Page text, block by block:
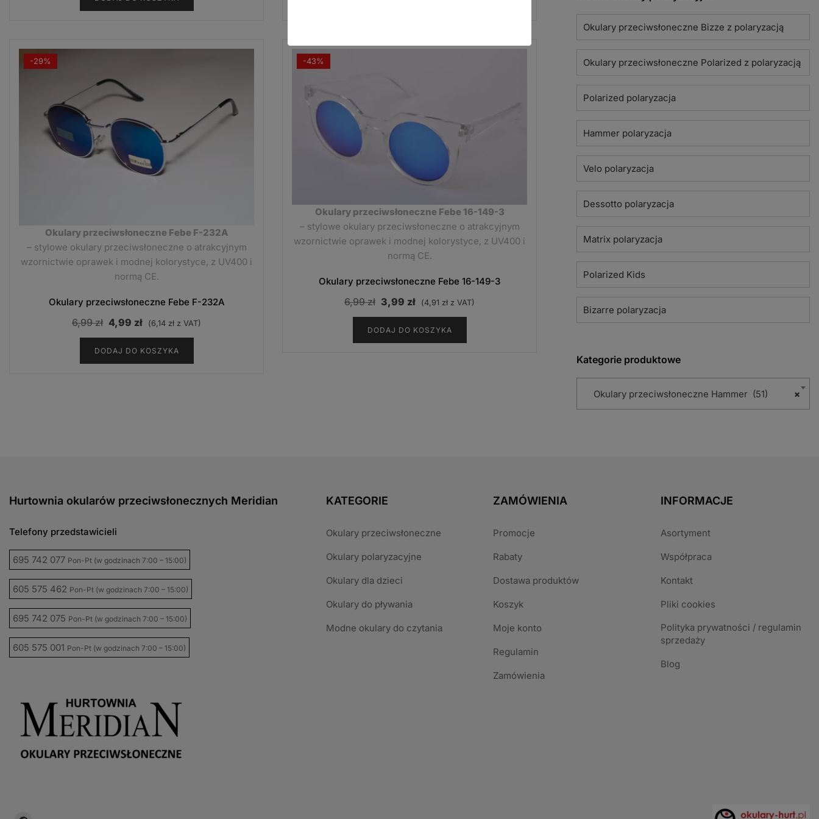
6,99 zł. 3,99 zł.
-29%
Okulary przeciwsłoneczne Febe F-232A
– stylowe okulary przeciwsłoneczne o atrakcyjnym
wzornictwie oprawek i modnej kolorystyce, z UV400 i
normą CE.
Okulary przeciwsłoneczne Febe F-232A
6,99zł Pierwotna
cena
wynosiła:
6,99 zł.
4,99 zł Aktualna
cena
wynosi:
4,99 zł.
(6,14 zł z VAT)
DODAJ DO KOSZYKA
-43%
Okulary przeciwsłoneczne Febe 16-149-3
– stylowe okulary przeciwsłoneczne o atrakcyjnym
wzornictwie oprawek i modnej kolorystyce, z UV400 i
normą CE.
Okulary przeciwsłoneczne Febe 16-149-3
6,99zł Pierwotna
cena
wynosiła:
6,99 zł.
3,99 zł Aktualna
cena
wynosi:
3,99 zł.
(4,91 zł z VAT)
DODAJ DO KOSZYKA
Okulary przeciwsłoneczne Bizze z polaryzacją
Okulary przeciwsłoneczne Polarized z polaryzacją
Polarized polaryzacja
Hammer polaryzacja
Velo polaryzacja
Dessotto polaryzacja
Matrix polaryzacja
Polarized Kids
Bizarre polaryzacja
Kategorie produktowe
×
Okulary przeciwsłoneczne Hammer (51)
Hurtownia okularów przeciwsłonecznych Meridian
Telefony przedstawicieli
695 742 077 Pon-Pt (w godzinach 7:00 – 15:00)
605 575 462 Pon-Pt (w godzinach 7:00 – 15:00)
695 742 075 Pon-Pt (w godzinach 7:00 – 15:00)
605 575 001 Pon-Pt (w godzinach 7:00 – 15:00)
KATEGORIE
Okulary przeciwsłoneczne
Okulary polaryzacyjne
Okulary dla dzieci
Okulary do pływania
Modne okulary do czytania
ZAMÓWIENIA
Promocje
Rabaty
Dostawa produktów
Koszyk
Moje konto
Regulamin
Zamówienia
INFORMACJE
Asortyment
Współpraca
Kontakt
Pliki cookies
Polityka prywatności / regulamin
sprzedaży
Blog